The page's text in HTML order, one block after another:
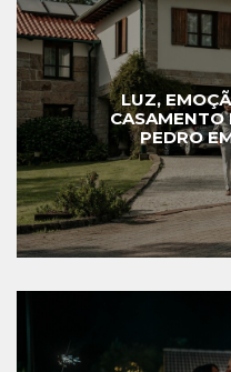
LUZ,
CASAMENTO
PEDRO